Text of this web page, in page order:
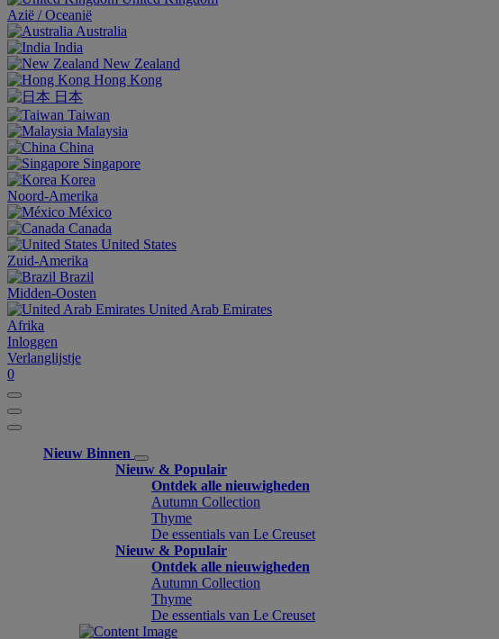
Aziё / Oceaniё
Australia
India
New Zealand
Hong Kong
日本
Taiwan
Malaysia
China
Singapore
Korea
Noord-Amerika
México
Canada
United States
Zuid-Amerika
Brazil
Midden-Oosten
United Arab Emirates
Afrika
Inloggen
Verlanglijstje
0
Nieuw Binnen
Nieuw & Populair
Ontdek alle nieuwigheden
Autumn Collection
Thyme
De essentials van Le Creuset
Nieuw & Populair
Ontdek alle nieuwigheden
Autumn Collection
Thyme
De essentials van Le Creuset